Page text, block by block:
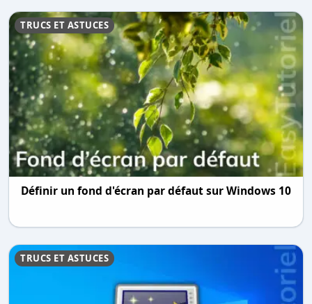
TRUCS ET ASTUCES
Définir un fond d'écran par défaut sur Windows 10
TRUCS ET ASTUCES